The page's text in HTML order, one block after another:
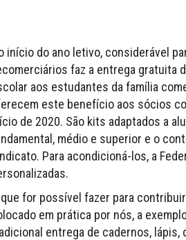
início do ano letivo, considerável
faz a entrega gratuita
aos estudantes da família
este benefício aos sócios
de 2020. São kits adaptados a
médio e superior e o
Para acondicioná-los, a
que for possível fazer para
em prática por nós, a
entrega de cadernos, lápis,